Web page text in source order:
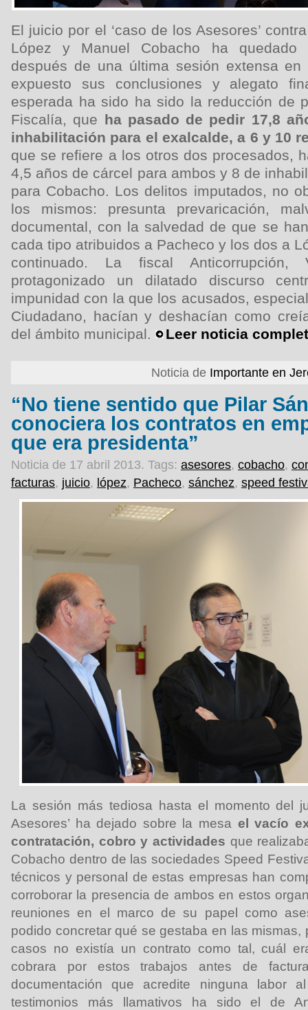
El juicio por el ‘caso de los Asesores’
López y Manuel Cobacho ha quedado
después de una última sesión extensa
expuesto sus conclusiones y alegato
esperada ha sido ha sido la reducción de
Fiscalía, que ha pasado de pedir 17,8
inhabilitación para el exalcalde, a 6 y 10
que se refiere a los otros dos procesados,
4,5 años de cárcel para ambos y 8 de
para Cobacho. Los delitos imputados, no
los mismos: presunta prevaricación,
documental, con la salvedad de que se
cada tipo atribuidos a Pacheco y los dos a
continuado. La fiscal Anticorrupción,
protagonizado un dilatado discurso
impunidad con la que los acusados,
Ciudadano, hacían y deshacían como
del ámbito municipal.
Leer noticia
Noticia de Importante en
“No tiene sentido que Pilar
conociera los contratos en
que era presidenta”
Noticia de 17 abril 2013. Tags: asesores, cobacho,
facturas, juicio, lópez, Pacheco, sánchez, speed
La sesión más tediosa hasta el momento del
Asesores’ ha dejado sobre la mesa el vacío
contratación, cobro y actividades que
Cobacho dentro de las sociedades Speed
técnicos y personal de estas empresas han
corroborar la presencia de ambos en estos
reuniones en el marco de su papel como
podido concretar qué se gestaba en las
casos no existía un contrato como tal, cuál
cobrara por estos trabajos antes de
documentación que acredite ninguna labor
testimonios más llamativos ha sido el de